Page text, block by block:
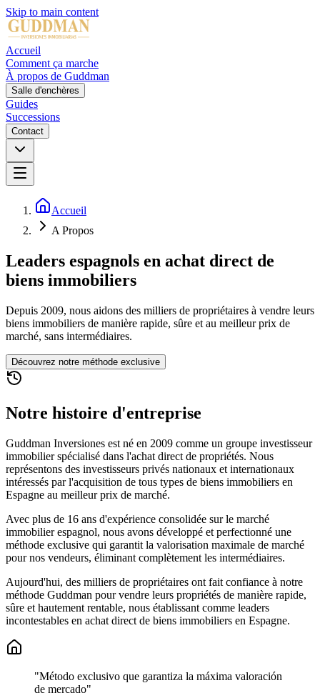
Skip to main content
Accueil
Comment ça marche
À propos de Guddman
Salle d'enchères
Guides
Successions
Contact
Accueil
A Propos
Leaders espagnols en achat direct de
biens immobiliers
Depuis 2009, nous aidons des milliers de propriétaires à vendre leurs
biens immobiliers de manière rapide, sûre et au meilleur prix de
marché, sans intermédiaires.
Découvrez notre méthode exclusive
Notre histoire d'entreprise
Guddman Inversiones est né en 2009 comme un groupe investisseur
immobilier spécialisé dans l'achat direct de propriétés. Nous
représentons des investisseurs privés nationaux et internationaux
intéressés par l'acquisition de tous types de biens immobiliers en
Espagne au meilleur prix de marché.
Avec plus de 16 ans d'expérience consolidée sur le marché
immobilier espagnol, nous avons développé et perfectionné une
méthode exclusive qui garantit la valorisation maximale de marché
pour nos vendeurs, éliminant complètement les intermédiaires.
Aujourd'hui, des milliers de propriétaires ont fait confiance à notre
méthode Guddman pour vendre leurs propriétés de manière rapide,
sûre et hautement rentable, nous établissant comme leaders
incontestables en achat direct de biens immobiliers en Espagne.
"Método exclusivo que garantiza la máxima valoración
de mercado"